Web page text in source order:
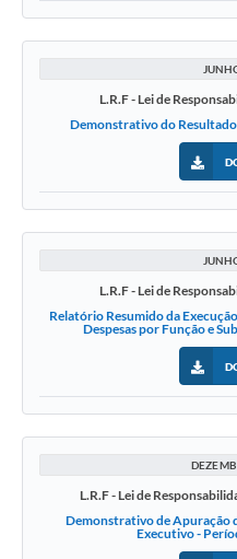
L.R.F - Lei de
Demonstrativo do
L.R.F - Lei de
Relatório Resumido da
Despesas por Função e
L.R.F - Lei de
Demonstrativo de Apuração
Executivo -